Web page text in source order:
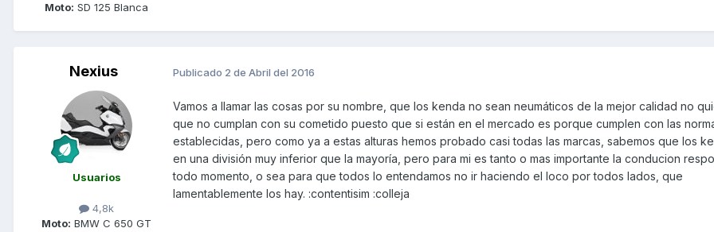
Moto: SD 125 Blanca
Nexius
Usuarios
4,8k
Moto: BMW C 650 GT
Publicado 2 de Abril del 2016
Vamos a llamar las cosas por su nombre, que los kenda no sean neumáticos de la mejor calidad no
que no cumplan con su cometido puesto que si están en el mercado es porque cumplen con las
establecidas, pero como ya a estas alturas hemos probado casi todas las marcas, sabemos que los
en una división muy inferior que la mayoría, pero para mi es tanto o mas importante la conducion
todo momento, o sea para que todos lo entendamos no ir haciendo el loco por todos lados, que
lamentablemente los hay. :contentisim :colleja